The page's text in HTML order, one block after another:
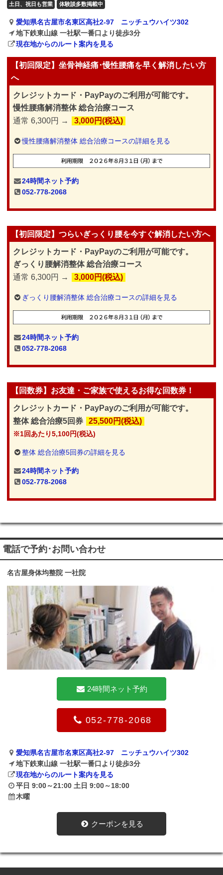
土日、祝日も営業
体験談多数掲載中
愛知県名古屋市名東区高社2-97 ニッチュウハイツ302
地下鉄東山線 一社駅一番口より徒歩3分
現在地からのルート案内を見る
【初回限定】坐骨神経痛･慢性腰痛を早く解消したい方
へ
クレジットカード・PayPayのご利用が可能です。
慢性腰痛解消整体 総合治療コース
通常 6,300円 →
3,000円(税込)
慢性腰痛解消整体 総合治療コースの詳細を見る
24時間ネット予約
052-778-2068
【初回限定】つらいぎっくり腰を今すぐ解消したい方へ
クレジットカード・PayPayのご利用が可能です。
ぎっくり腰解消整体 総合治療コース
通常 6,300円 →
3,000円(税込)
ぎっくり腰解消整体 総合治療コースの詳細を見る
24時間ネット予約
052-778-2068
【回数券】お友達・ご家族で使えるお得な回数券！
クレジットカード・PayPayのご利用が可能です。
整体 総合治療5回券
25,500円(税込)
※1回あたり5,100円(税込)
整体 総合治療5回券の詳細を見る
24時間ネット予約
052-778-2068
電話で予約･お問い合わせ
名古屋身体均整院 一社院
24時間ネット予約
052-778-2068
愛知県名古屋市名東区高社2-97 ニッチュウハイツ302
地下鉄東山線 一社駅一番口より徒歩3分
現在地からのルート案内を見る
平日 9:00～21:00 土日 9:00～18:00
木曜
クーポンを見る